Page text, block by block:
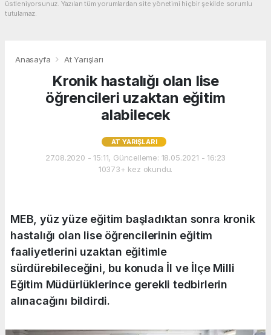
üstleniyorsunuz. Yazılan tüm yorumlardan site yönetimi hiçbir şekilde sorumlu
tutulamaz.
Anasayfa At Yarışları
Kronik hastalığı olan lise
öğrencileri uzaktan eğitim
alabilecek
AT YARIŞLARI
27.08.2020 - 15:11, Güncelleme: 18.05.2021 - 16:23
10373+ kez okundu.
MEB, yüz yüze eğitim başladıktan sonra kronik
hastalığı olan lise öğrencilerinin eğitim
faaliyetlerini uzaktan eğitimle
sürdürebileceğini, bu konuda İl ve İlçe Milli
Eğitim Müdürlüklerince gerekli tedbirlerin
alınacağını bildirdi.